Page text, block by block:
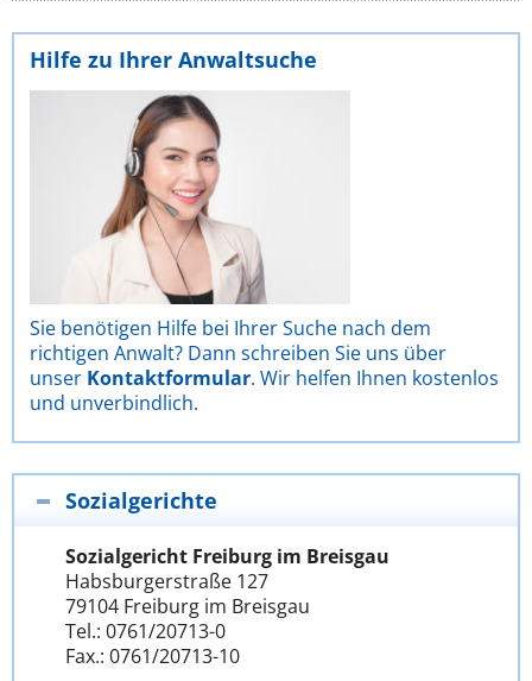
Hilfe zu Ihrer Anwaltsuche
Sie benötigen Hilfe bei Ihrer Suche nach dem
richtigen Anwalt? Dann schreiben Sie uns über
unser Kontaktformular. Wir helfen Ihnen kostenlos
und unverbindlich.
Sozialgerichte
Sozialgericht Freiburg im Breisgau
Habsburgerstraße 127
79104 Freiburg im Breisgau
Tel.: 0761/20713-0
Fax.: 0761/20713-10